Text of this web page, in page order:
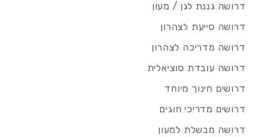
דרושה גננת לגן / מעון
דרושה סייעת לצהרון
דרושה מדריכה לצהרון
דרושה עובדת סוציאלית
דרושים חינוך מיוחד
דרושים מדריכי חוגים
דרושה מבשלת למעון